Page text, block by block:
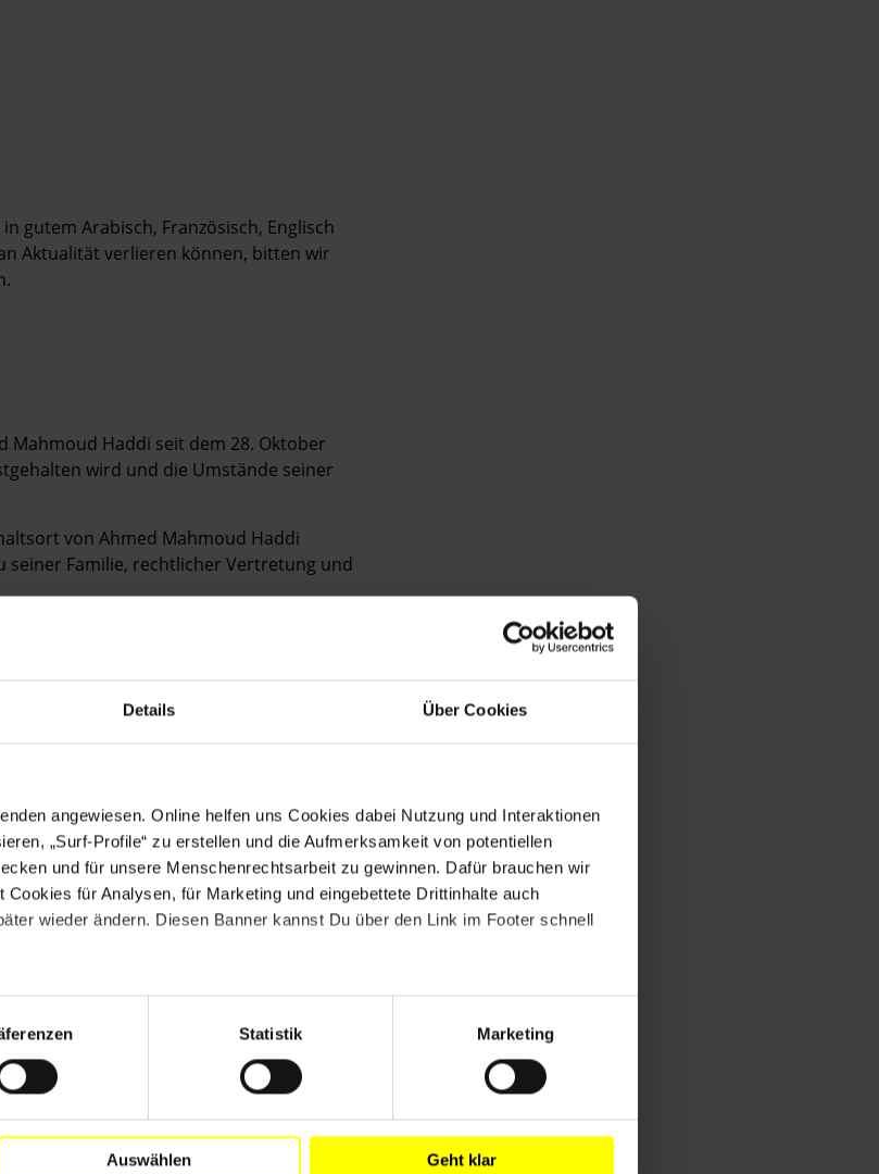
Details Über Cookies
angewiesen. Online helfen uns Cookies dabei Nutzung und Interaktionen
„Surf-Profile“ zu erstellen und die Aufmerksamkeit von potentiellen
und für unsere Menschenrechtsarbeit zu gewinnen. Dafür brauchen wir
für Analysen, für Marketing und eingebettete Drittinhalte auch
wieder ändern. Diesen Banner kannst Du über den Link im Footer schnell
Statistik Marketing
Auswählen Geht klar
gutem Arabisch, Französisch, Englisch
Aktualität verlieren können, bitten wir
Mahmoud Haddi seit dem 28. Oktober
wird und die Umstände seiner
von Ahmed Mahmoud Haddi
seiner Familie, rechtlicher Vertretung und
gefoltert oder anderweitig misshandelt
nach dem Internationalen
Übereinkommen gegen Folter entspricht.
unverzüglich freilassen oder ihn
vor Gericht zu stellen und ihm
wie es nationale und
konfiszierten Besitztümer
wurden am 28. Oktober in der
Einige Tage zuvor waren sie
Rabat gereist. Wie es heißt, waren die
Ahmed Mahmoud Haddi und El-
unbekannten Ort.